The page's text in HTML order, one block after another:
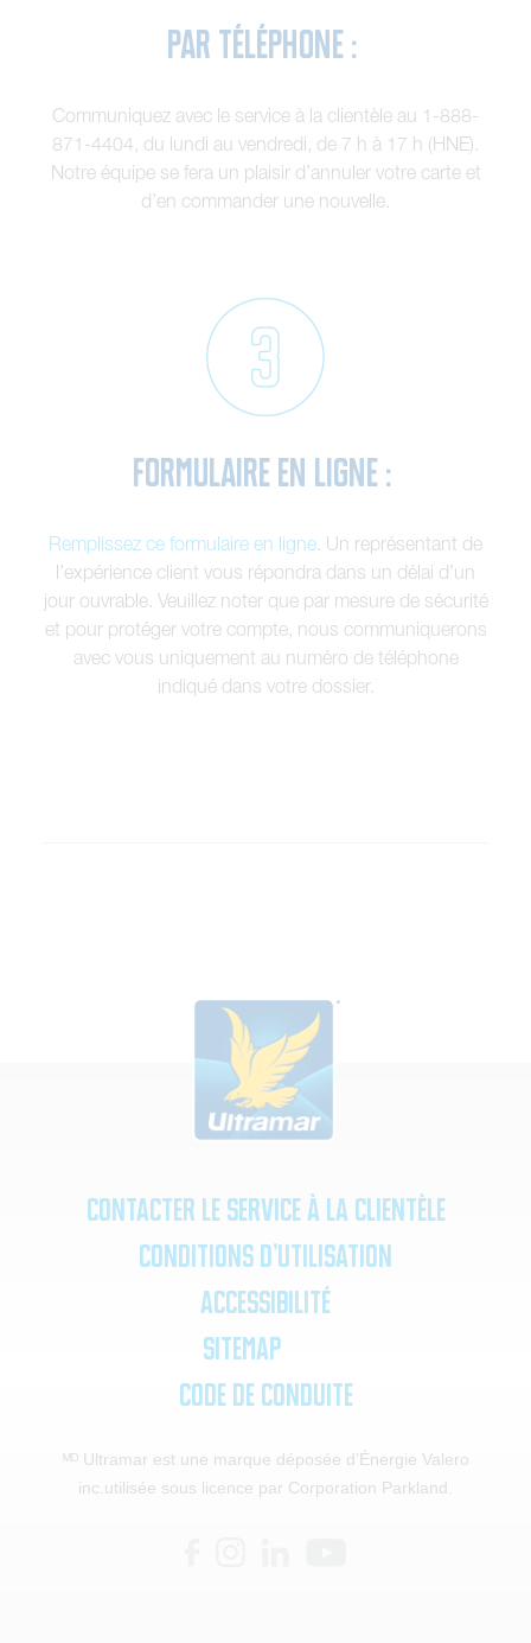
Par téléphone :
Communiquez avec le service à la clientèle au 1-888-
871-4404, du lundi au vendredi, de 7 h à 17 h (HNE).
Notre équipe se fera un plaisir d’annuler votre carte et
d’en commander une nouvelle.
Formulaire en ligne :
Remplissez ce formulaire en ligne . Un représentant de
l’expérience client vous répondra dans un délai d’un
jour ouvrable. Veuillez noter que par mesure de sécurité
et pour protéger votre compte, nous communiquerons
avec vous uniquement au numéro de téléphone
indiqué dans votre dossier.
Contacter le service à la clientèle
Conditions d’utilisation
Accessibilité
SiteMap
Code de Conduite
ᴹᴰ Ultramar est une marque déposée d’Énergie Valero
inc. utilisée sous licence par Corporation Parkland.